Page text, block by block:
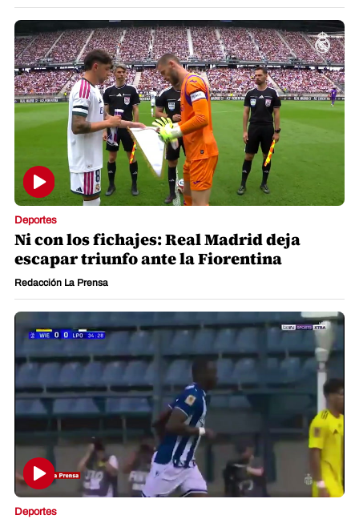
Deportes
Ni con los fichajes: Real Madrid deja
escapar triunfo ante la Fiorentina
Redacción La Prensa
Deportes